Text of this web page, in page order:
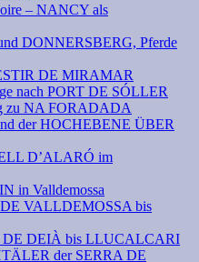
– NANCY als
DONNERSBERG, Pferde
DE MIRAMAR
nach PORT DE SÓLLER
zu NA FORADADA
der HOCHEBENE ÜBER
D’ALARÓ im
in Valldemossa
VALLDEMOSSA bis
DE DEIÀ bis LLUCALCARI
der SERRA DE